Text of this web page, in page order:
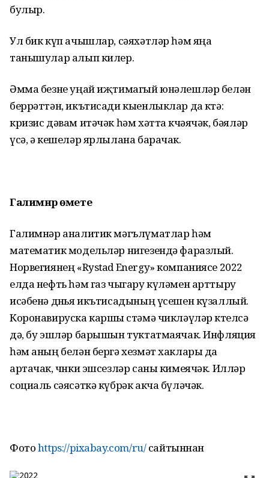
булыр.
Ул бик күп ачышлар, сәяхәтләр һәм яңа
танышулар алып килер.
Әмма безне уңай иҗтимагый юнәлешләр белән
беррәттән, икътисади кыенлыклар да көтә:
кризис дәвам итәчәк һәм хәтта көчәячәк, бәяләр
үсә, ә кешеләр ярлылана барачак.
Галимнәр өмете
Галимнәр аналитик мәгълүматлар һәм
математик модельләр нигезендә фаразлый.
Норвегиянең «Rystad Energy» компаниясе 2022
елда нефть һәм газ чыгару күләмен арттыру
исәбенә дөнья икътисадының үсешен күзаллый.
Коронавируска каршы өстәмә чикләүләр көтелсә
дә, бу эшләр барышын туктатмаячак. Инфляция
һәм аның белән бергә хезмәт хаклары да
артачак, чөнки эшсезләр саны кимеячәк. Илләр
социаль сәясәткә күбрәк акча бүләчәк.
Фотоhttps://pixabay.com/ru/сайтыннан